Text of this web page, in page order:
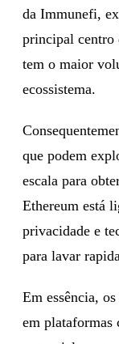
da Immunefi,
principal centro
tem o maior
ecossistema.
que podem
escala para
Ethereum está
privacidade e
para lavar
Em essência,
em plataformas